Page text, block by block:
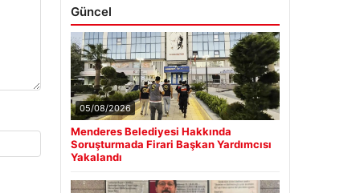
Güncel
05/08/2026
Menderes Belediyesi Hakkında
Soruşturmada Firari Başkan Yardımcısı
Yakalandı